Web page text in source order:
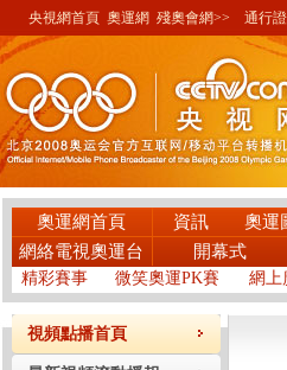
央視網首頁 奧運網 殘奧會網>> 通行
奧運網首頁 資訊 奧運
網絡電視奧運台
開幕式
精彩賽事 微笑奧運PK賽 網上
視頻點播首頁